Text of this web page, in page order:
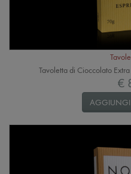
Tavoletta di Cioccolato
€
AGGIUNGI